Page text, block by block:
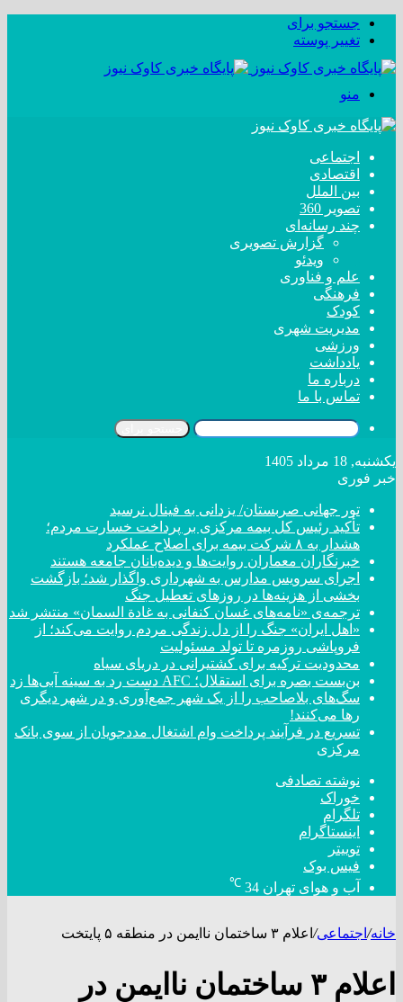
جستجو برای
تغییر پوسته
منو
اجتماعی
اقتصادی
بین الملل
تصویر 360
چند رسانه‌ای
گزارش تصویری
ویدئو
علم و فناوری
فرهنگی
کودک
مدیریت شهری
ورزشی
یادداشت
درباره ما
تماس با ما
یکشنبه, 18 مرداد 1405
خبر فوری
تور جهانی صربستان/ یزدانی به فینال نرسید
تأکید رئیس کل بیمه مرکزی بر پرداخت خسارت مردم؛
هشدار به ۸ شرکت‌ بیمه برای اصلاح عملکرد
خبرنگاران معماران روایت‌ها و دیده‌بانان جامعه هستند
اجرای سرویس مدارس به شهرداری واگذار شد؛ بازگشت
بخشی از هزینه‌ها در روزهای تعطیل جنگ
ترجمه‌ی «نامه‌های غسان کنفانی به غادة السمان» منتشر شد
«اهل ایران» جنگ را از دل زندگی مردم روایت می‌کند؛ از
فروپاشی روزمره تا تولد مسئولیت
محدودیت ترکیه برای کشتیرانی در دریای سیاه
بن‌بست بصره برای استقلال؛ AFC دست رد به سینه آبی‌ها زد
سگ‌های بلاصاحب را از یک شهر جمع‌آوری و در شهر دیگری
رها می‌کنند!
تسریع در فرآیند پرداخت وام اشتغال مددجویان از سوی بانک
مرکزی
نوشته تصادفی
خوراک
تلگرام
اینستاگرام
توییتر
فیس بوک
آب و هوای تهران 34
℃
خانه/ اجتماعی/ اعلام ۳ ساختمان ناایمن در منطقه ۵ پایتخت
اعلام ۳ ساختمان ناایمن در